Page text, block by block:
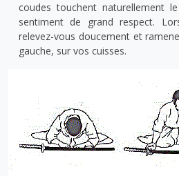
coudes touchent naturellement
sentiment de grand respect.
relevez-vous doucement et
gauche, sur vos cuisses.